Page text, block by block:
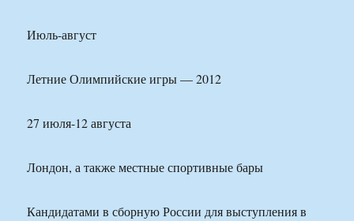
Июль-август
Летние Олимпийские игры — 2012
27 июля-12 августа
Лондон, а также местные спортивные бары
Кандидатами в сборную России для выступления в